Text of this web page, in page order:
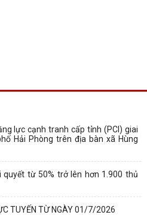
lực cạnh tranh cấp tỉnh (PCI) giai
Hải Phòng trên địa bàn xã Hùng
quyết từ 50% trở lên hơn 1.900 thủ
TUYẾN TỪ NGÀY 01/7/2026